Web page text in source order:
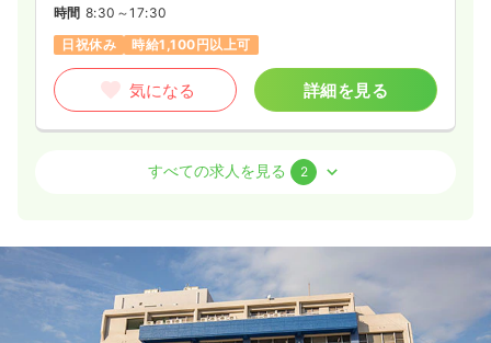
時間 8:30～17:30
日祝休み
時給1,100円以上可
気になる 詳細を見る
准看護師
お問い合わせください
8:00～19:00
月給17万円以上可
すべての求人を見る 2